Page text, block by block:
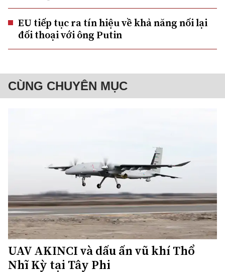
EU tiếp tục ra tín hiệu về khả năng nối lại
đối thoại với ông Putin
CÙNG CHUYÊN MỤC
UAV AKINCI và dấu ấn vũ khí Thổ
Nhĩ Kỳ tại Tây Phi